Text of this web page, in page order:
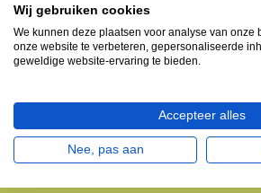
Wij gebruiken cookies
We kunnen deze plaatsen voor analyse van onze
onze website te verbeteren, gepersonaliseerde
geweldige website-ervaring te bieden.
Accepteer alles
Nee, pas aan